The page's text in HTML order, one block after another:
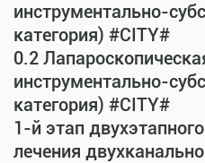
инструментально-
категория) #CITY#
0.2
инструментально-
категория) #CITY#
1-й этап
лечения